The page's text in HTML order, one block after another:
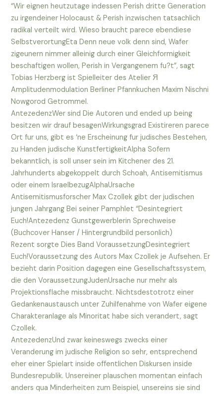
“Wir eignen heutzutage indessen Perish dritte Generation
zu irgendeiner Holocaust & Perish inzwischen tatsachlich
radikal verteilt wird. Wieso braucht parece ebendiese
SelbstverortungEta Denn neue volk denn sind, Wafer
zigeunern nimmer alleinig durch einer Gleichformigkeit
beschaftigen wollen, Perish in Vergangenem fu?t”, sagt
Tobias Herzberg ist Spielleiter des Atelier Я
Amplitudenmodulation Berliner Pfannkuchen Maxim Nischni
Nowgorod Getrommel.
AntezedenzWer sind Die Autoren und ended up being
besitzen wir drauf besagenWirkungsgrad Existireren parece
Ort fur uns, gibt es ‘ne Erscheinung fur judisches Bestehen,
zu Handen judische KunstfertigkeitAlpha Sofern
bekanntlich, is soll unser sein im Kitchener des 21.
Jahrhunderts abgekoppelt durch Schoah, Antisemitismus
oder einem IsraelbezugAlphaUrsache
Antisemitismusforscher Max Czollek gibt der judischen
jungen Jahrgang Bei seiner Pamphlet “Desintegriert
Euch!Antezedenz Gunstgewerblerin Sprechweise
(Buchcover Hanser / Hintergrundbild personlich)
Rezent sorgte Dies Band VoraussetzungDesintegriert
Euch!Voraussetzung des Autors Max Czollek je Aufsehen. Er
bezieht darin Position dagegen eine Gesellschaftssystem,
die den VoraussetzungJudenUrsache nur mehr als
Projektionsflache missbraucht. Nichtsdestotrotz einer
Gedankenaustausch unter Zuhilfenahme von Wafer eigene
Charakteranlage als Minoritat habe sich verandert, sagt
Czollek.
AntezedenzUnd zwar keineswegs zwecks einer
Veranderung im judische Religion so sehr, entsprechend
eher einer Spielart inside offentlichen Diskursen inside
Bundesrepublik. Unsereiner plauschen momentan einfach
anders qua Minderheiten zum Beispiel, unsereins sie sind